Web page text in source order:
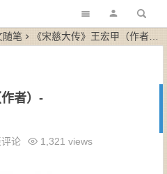
随笔 《宋慈大传》王宏甲（作者）-epub+mobi+azw3
者）-
评论 1,321 views